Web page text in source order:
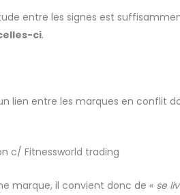
entre les signes est
ci.
lien entre les marques en
c/ Fitnessworld trading
marque, il convient donc de « se